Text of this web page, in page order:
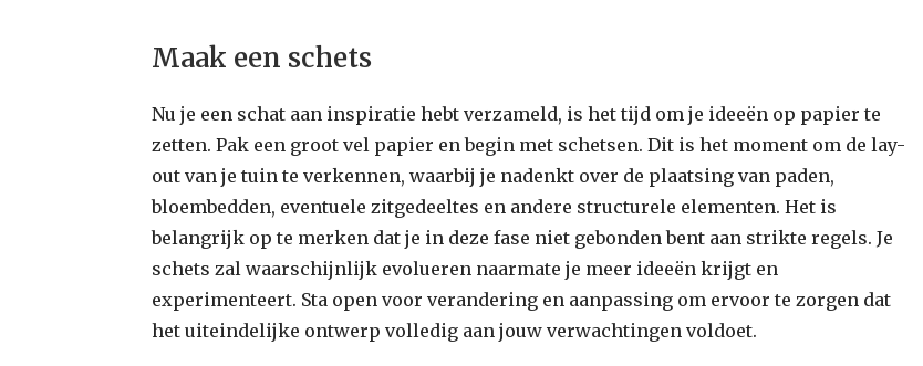
Maak een schets
Nu je een schat aan inspiratie hebt verzameld, is het tijd om je ideeën op papier te
zetten. Pak een groot vel papier en begin met schetsen. Dit is het moment om de lay-
out van je tuin te verkennen, waarbij je nadenkt over de plaatsing van paden,
bloembedden, eventuele zitgedeeltes en andere structurele elementen. Het is
belangrijk op te merken dat je in deze fase niet gebonden bent aan strikte regels. Je
schets zal waarschijnlijk evolueren naarmate je meer ideeën krijgt en
experimenteert. Sta open voor verandering en aanpassing om ervoor te zorgen dat
het uiteindelijke ontwerp volledig aan jouw verwachtingen voldoet.